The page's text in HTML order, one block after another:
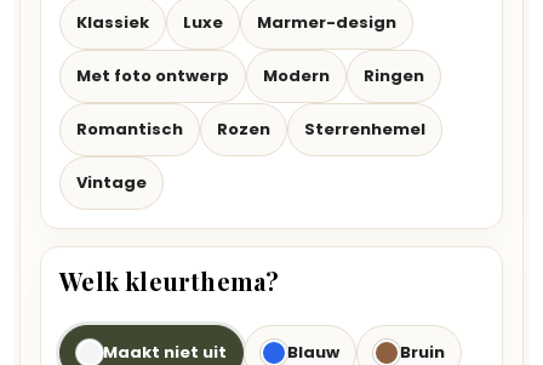
Klassiek Luxe Marmer-design
Met foto ontwerp Modern Ringen
Romantisch Rozen Sterrenhemel
Vintage
Welk kleurthema?
Maakt niet uit Blauw Bruin